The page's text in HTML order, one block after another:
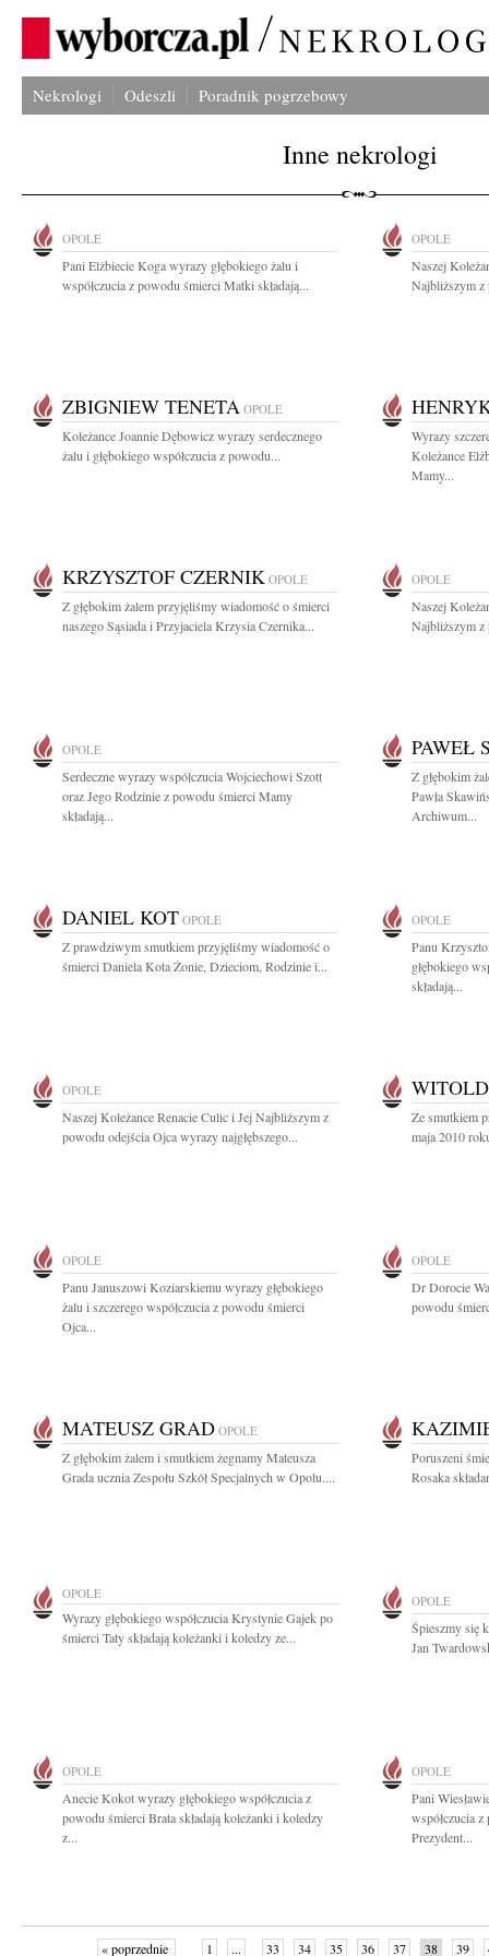
Nekrologi Odeszli Poradnik pogrzebowy
Inne nekrologi
OPOLE
Pani Elżbiecie Koga wyrazy głębokiego żalu i
współczucia z powodu śmierci Matki składają...
OPOLE
Naszej
Najbliższym z
ZBIGNIEW TENETA OPOLE
Koleżance Joannie Dębowicz wyrazy serdecznego
żalu i głębokiego współczucia z powodu...
Wyrazy
Koleżance
Mamy...
KRZYSZTOF CZERNIK OPOLE
Z głębokim żalem przyjęliśmy wiadomość o śmierci
naszego Sąsiada i Przyjaciela Krzysia Czernika...
OPOLE
Naszej
Najbliższym z
OPOLE
Serdeczne wyrazy współczucia Wojciechowi Szott
oraz Jego Rodzinie z powodu śmierci Mamy
składają...
PAWEŁ
Z głębokim
Pawła
Archiwum...
DANIEL KOT OPOLE
Z prawdziwym smutkiem przyjęliśmy wiadomość o
śmierci Daniela Kota Żonie, Dzieciom, Rodzinie i...
OPOLE
Panu
głębokiego
składają...
OPOLE
Naszej Koleżance Renacie Culic i Jej Najbliższym z
powodu odejścia Ojca wyrazy najgłębszego...
Ze smutkiem
maja 2010
OPOLE
Panu Januszowi Koziarskiemu wyrazy głębokiego
żalu i szczerego współczucia z powodu śmierci
Ojca...
OPOLE
Dr Dorocie
powodu
MATEUSZ GRAD OPOLE
Z głębokim żalem i smutkiem żegnamy Mateusza
Grada ucznia Zespołu Szkół Specjalnych w Opolu....
Poruszeni
Rosaka
OPOLE
Wyrazy głębokiego współczucia Krystynie Gajek po
śmierci Taty składają koleżanki i koledzy ze...
OPOLE
Śpieszmy się
Jan
OPOLE
Anecie Kokot wyrazy głębokiego współczucia z
powodu śmierci Brata składają koleżanki i koledzy
z...
OPOLE
Pani
współczucia
Prezydent...
« poprzednie 1 ... 33 34 35 36 37 38 39